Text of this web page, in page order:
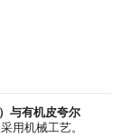
与有机皮夸尔
用机械工艺。